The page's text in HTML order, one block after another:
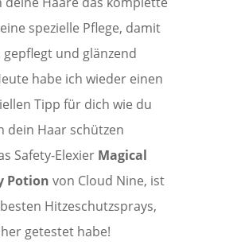
spezielle Pflege, damit
gepflegt und glänzend
habe ich wieder einen
Tipp für dich wie du
dein Haar schützen
Safety-ElexierMagical
Potion von Cloud Nine, ist
Hitzeschutzsprays,
getestet habe!